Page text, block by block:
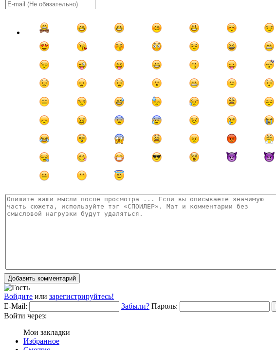
Добавить комментарий
Войдите или зарегистрируйтесь!
E-Mail:
Забыли? Пароль:
Войти через:
Мои закладки
Избранное